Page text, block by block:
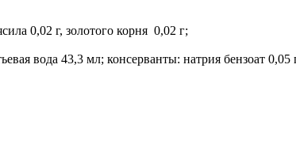
0,02 г, золотого корня 0,02 г;
вода 43,3 мл; консерванты: натрия бензоат 0,05